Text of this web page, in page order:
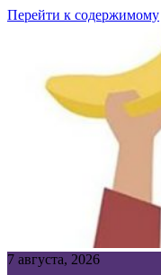
Перейти к содержимому
7 августа, 2026